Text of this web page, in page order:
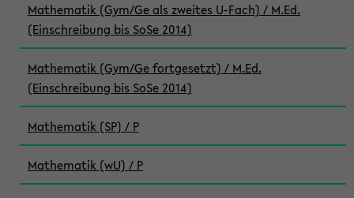
Mathematik (Gym/Ge als zweites U-Fach) / M.Ed.
(Einschreibung bis SoSe 2014)
Mathematik (Gym/Ge fortgesetzt) / M.Ed.
(Einschreibung bis SoSe 2014)
Mathematik (SP) / P
Mathematik (wU) / P